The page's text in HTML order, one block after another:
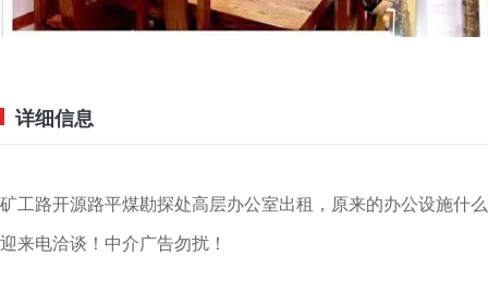
详细信息
矿工路开源路平煤勘探处高层办公室出租，原来的办公设施什
迎来电洽谈！中介广告勿扰！